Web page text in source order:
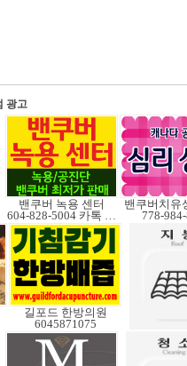
광고
밴쿠버 녹용 센터
604-828-5004 카톡 Elkcanada
밴쿠버치유
778-
길포드 한방의원
6045871075